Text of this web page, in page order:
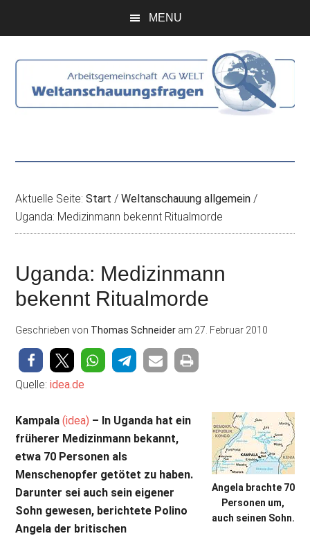
menu
MENU
Aktuelle Seite:Start / Weltanschauung allgemein /
Uganda: Medizinmann bekennt Ritualmorde
Uganda: Medizinmann
bekennt Ritualmorde
Geschrieben von Thomas Schneider am 27. Februar 2010
Quelle:idea.de
Angela brachte 70
Personen um,
auch seinen Sohn.
Kampala(idea) – In Uganda hat ein
früherer Medizinmann bekannt,
etwa 70 Personen als
Menschenopfer getötet zu haben.
Darunter sei auch sein eigener
Sohn gewesen, berichtete Polino
Angela der britischen